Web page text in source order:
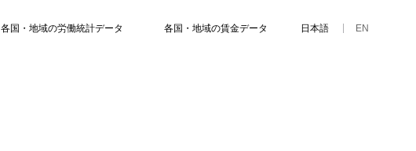
各国・地域の労働統計データ 各国・地域の賃金データ 日本語 EN